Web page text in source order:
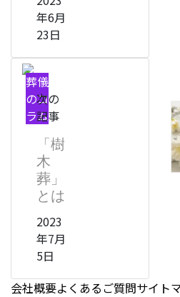
年6月
23日
葬儀
のコ
ラム
次の
記事
「樹
木
葬」
とは
2023
年7月
5日
会社概要よくあるご質問サイト